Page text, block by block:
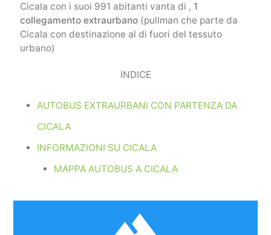
Cicala con i suoi 991 abitanti vanta di , 1
collegamento extraurbano(pullman che parte da
Cicala con destinazione al di fuori del tessuto
urbano)
INDICE
AUTOBUS EXTRAURBANI CON PARTENZA DA
CICALA
INFORMAZIONI SU CICALA
MAPPA AUTOBUS A CICALA